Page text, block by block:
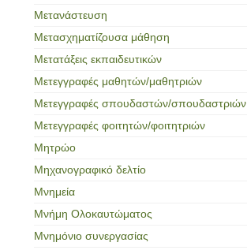
Μετανάστευση
Μετασχηματίζουσα μάθηση
Μετατάξεις εκπαιδευτικών
Μετεγγραφές μαθητών/μαθητριών
Μετεγγραφές σπουδαστών/σπουδαστριών
Μετεγγραφές φοιτητών/φοιτητριών
Μητρώο
Μηχανογραφικό δελτίο
Μνημεία
Μνήμη Ολοκαυτώματος
Μνημόνιο συνεργασίας